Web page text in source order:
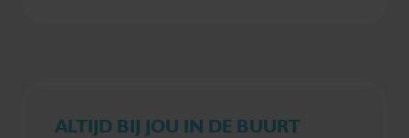
ALTIJD BIJ JOU IN DE BUURT